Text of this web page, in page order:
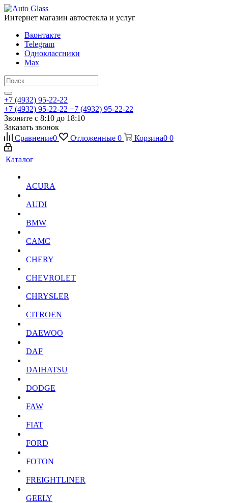
Интернет магазин автостекла и услуг
Вконтакте
Telegram
Одноклассники
Max
+7 (4932) 95-22-22
+7 (4932) 95-22-22 +7 (4932) 95-22-22
Звоните с 8:10 до 18:10
Заказать звонок
Сравнение0 Отложенные 0 Корзина0 0
Каталог
ACURA
AUDI
BMW
CAMC
CHERY
CHEVROLET
CHRYSLER
CITROEN
DAEWOO
DAF
DAIHATSU
DODGE
FAW
FIAT
FORD
FOTON
FREIGHTLINER
GEELY